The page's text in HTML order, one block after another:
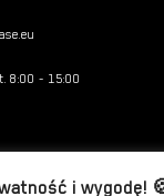
i wygodę!
8:00 - 15:00